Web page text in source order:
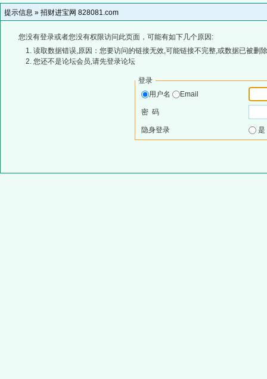
提示信息 » 招财进宝网 828081.com
您没有登录或者您没有权限访问此页面，可能有如下几个原因:
读取数据错误,原因：您要访问的链接无效,可能链接不完整,或数据已被删
您还不是论坛会员,请先登录论坛
登录
用户名
Email
密 码
隐身登录